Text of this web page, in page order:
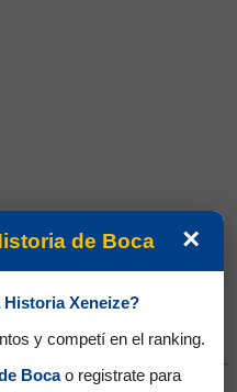
Caniggia
×
de Boca
Xeneize?
y competí en el ranking.
Bocao registrate para